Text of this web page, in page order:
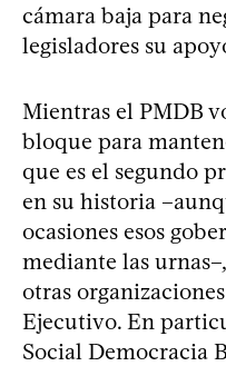
cámara baja para
legisladores su
Mientras el PMDB
bloque para
que es el segundo
en su historia
ocasiones esos
mediante las
otras
Ejecutivo. En
Social Democracia